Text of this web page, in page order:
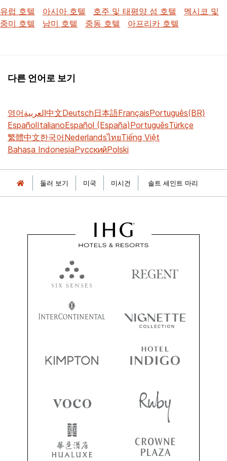
유럽 호텔
아시아 호텔 호주 및 태평양 섬 호텔
멕시코 및
중미 호텔
남미 호텔 중동 호텔 아프리카 호텔
다른 언어로 보기
영어العربية中文Deutsch日本語FrançaisPortuguês(BR)
EspañolItalianoEspañol (España)PortuguêsTürkçe
繁體中文한국어NederlandsไทยTiếng Việt
Bahasa IndonesiaРусскийPolski
둘러 보기 미국 미시건 솔트 세인트 마리